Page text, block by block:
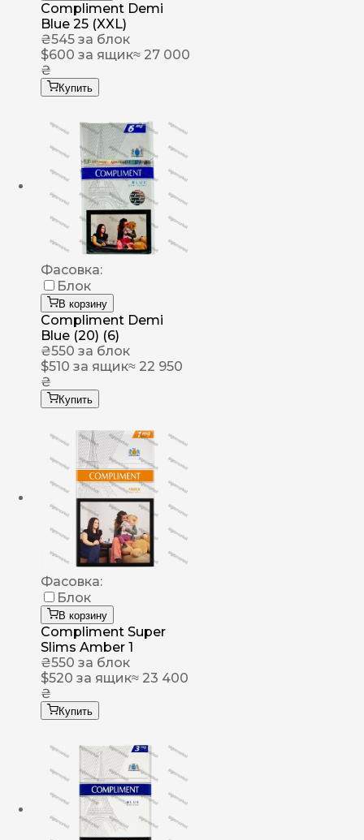
Compliment Demi
Blue 25 (XXL)
₴545 за блок
$600 за ящик≈ 27 000
₴
Купить
Фасовка:
Блок
В корзину
Compliment Demi
Blue (20) (6)
₴550 за блок
$510 за ящик≈ 22 950
₴
Купить
Фасовка:
Блок
В корзину
Compliment Super
Slims Amber 1
₴550 за блок
$520 за ящик≈ 23 400
₴
Купить